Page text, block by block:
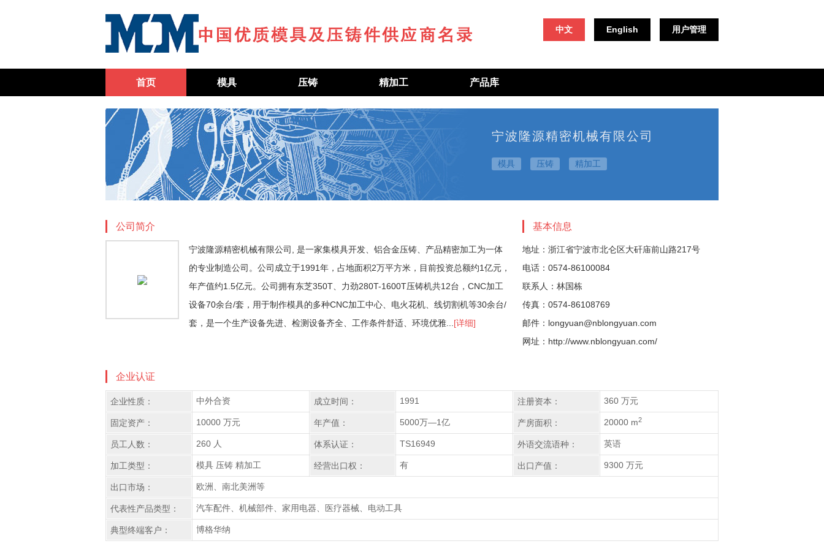
中文 English 用户管理
首页 模具 压铸 精加工 产品库
宁波隆源精密机械有限公司
模具 压铸 精加工
公司简介
宁波隆源精密机械有限公司, 是一家集模具开发、铝合金压铸、产品精密加工为一体
的专业制造公司。公司成立于1991年，占地面积2万平方米，目前投资总额约1亿元，
年产值约1.5亿元。公司拥有东芝350T、力劲280T-1600T压铸机共12台，CNC加工
设备70余台/套，用于制作模具的多种CNC加工中心、电火花机、线切割机等30余台/
套，是一个生产设备先进、检测设备齐全、工作条件舒适、环境优雅... [详细]
基本信息
地址：浙江省宁波市北仑区大矸庙前山路217号
电话：0574-86100084
联系人：林国栋
传真：0574-86108769
邮件：longyuan@nblongyuan.com
网址：http://www.nblongyuan.com/
企业认证
企业性质： 中外合资 成立时间： 1991 注册资本： 360 万元
固定资产： 10000 万元 年产值： 5000万—1亿 产房面积： 20000 m2
员工人数： 260 人 体系认证： TS16949 外语交流语种： 英语
加工类型： 模具 压铸 精加工 经营出口权： 有 出口产值： 9300 万元
出口市场： 欧洲、南北美洲等
代表性产品类型： 汽车配件、机械部件、家用电器、医疗器械、电动工具
典型终端客户： 博格华纳